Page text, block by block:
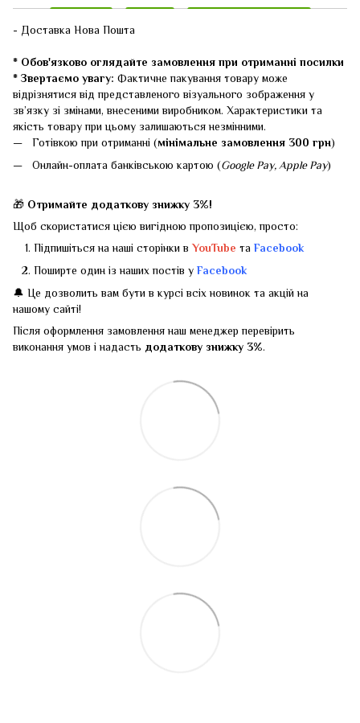
- Доставка Нова Пошта
* Обов'язково оглядайте замовлення при отриманні посилки
* Звертаємо увагу: Фактичне пакування товару може
відрізнятися від представленого візуального зображення у
зв’язку зі змінами, внесеними виробником. Характеристики та
якість товару при цьому залишаються незмінними.
Готівкою при отриманні (мінімальне замовлення 300 грн)
Онлайн-оплата банківською картою (Google Pay, Apple Pay)
🎁 Отримайте додаткову знижку 3%!
Щоб скористатися цією вигідною пропозицією, просто:
Підпишіться на наші сторінки вYouTube та Facebook
Поширте один із наших постів у Facebook
🔔 Це дозволить вам бути в курсі всіх новинок та акцій на
нашому сайті!
Після оформлення замовлення наш менеджер перевірить
виконання умов і надасть додаткову знижку 3%.